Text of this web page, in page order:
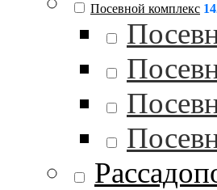
Посевной комплекс